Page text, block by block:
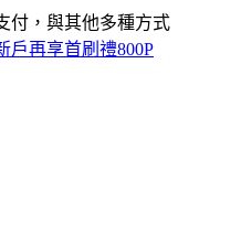
付，與其他多種方式
戶再享首刷禮800P